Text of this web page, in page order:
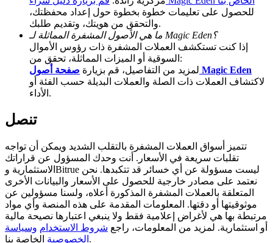
Deposit CASHCAT & Win
Share 500000 CASHCAT prize pool
Precious Metals Trading Carnival
Trade Gold & Silver · 33,333 USDT Bonus
للحصول على تعليمات خطوة بخطوة حول إعداد محفظتك،
والتحقق من هويتك، وتقديم طلبك.
ما هي الأصول المشفرة المماثلة لـ Magic Eden؟
إذا كنت تستكشف العملات المشفرة ذات رؤوس الأموال
السوقية أو الميزات المماثلة، تحقق من:
لمزيد من التفاصيل، قم بزيارة صفحة أصول Magic Eden
لاكتشاف العملات ذات الصلة والعملات البديلة حسب الفئة أو
الأداء.
تنصل
تتميز أسواق العملات المشفرة بالتقلب الشديد ويمكن أن تواجه
تقلبات سريعة في الأسعار. أنت وحدك المسؤول عن قراراتك
الاستثمارية وBitrue ليست مسؤولة عن أي خسائر قد تتكبدها. نحن
نعتمد على مصادر خارجية للحصول على الأسعار والبيانات الأخرى
المتعلقة بالعملات المشفرة المذكورة أعلاه، ولسنا مسؤولين عن
موثوقيتها أو دقتها. المعلومات المقدمة على هذه المنصة وأي مواد
مرتبطة بها هي لأغراض إعلامية فقط ولا ينبغي اعتبارها نصيحة مالية
أو استثمارية. لمزيد من المعلومات، راجع شروط الاستخدام وسياسة
الخصوصية الخاصة بنا.